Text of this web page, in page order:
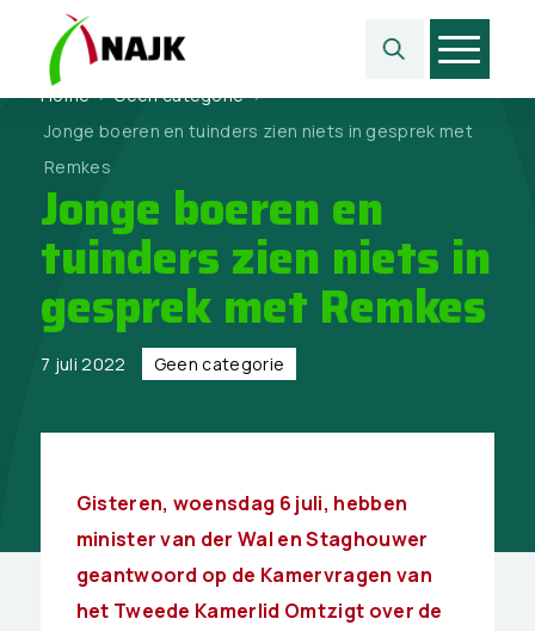
Home > Geen categorie >
Jonge boeren en tuinders zien niets in gesprek met
Remkes
Jonge boeren en
tuinders zien niets in
gesprek met Remkes
7 juli 2022 Geen categorie
Gisteren, woensdag 6 juli, hebben
minister van der Wal en Staghouwer
geantwoord op de Kamervragen van
het Tweede Kamerlid Omtzigt over de